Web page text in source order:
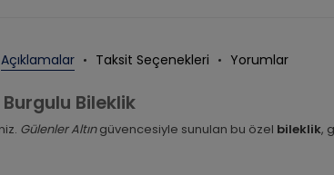
Açıklamalar Taksit Seçenekleri Yorumlar
Burgulu Bileklik
Gülenler Altıngüvencesiyle sunulan bu özel bileklik,